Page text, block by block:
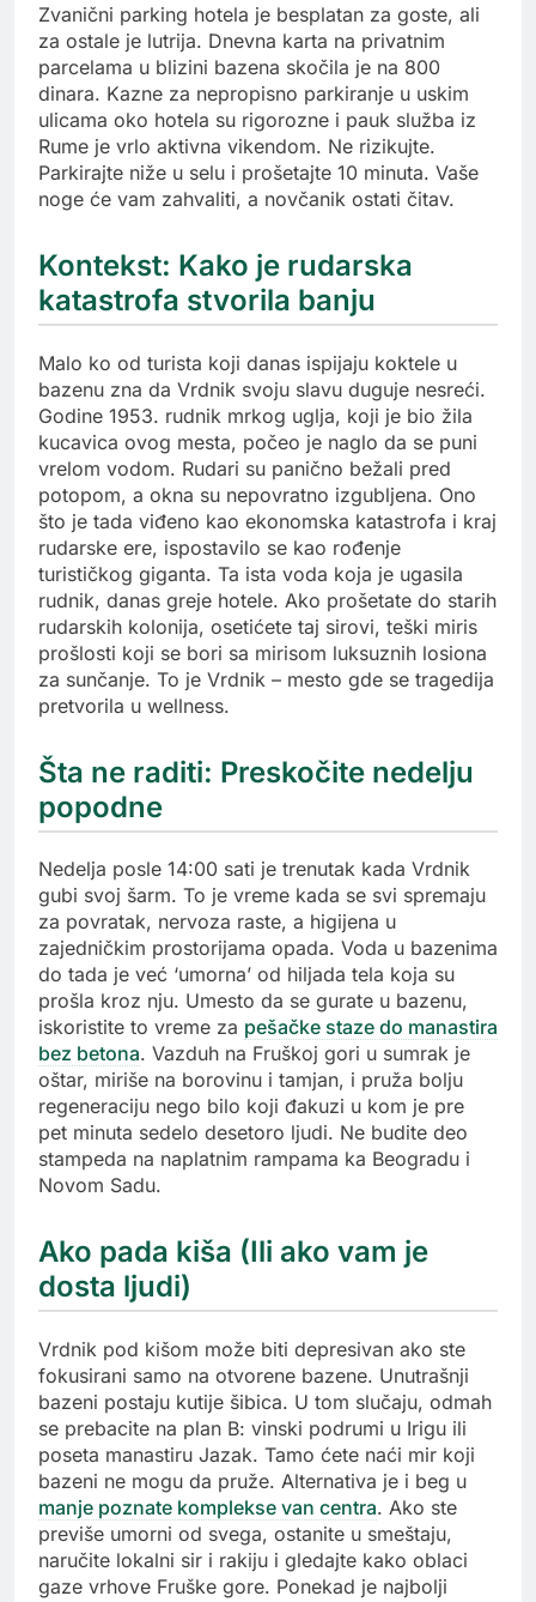
Zvanični parking hotela je besplatan za goste, ali
za ostale je lutrija. Dnevna karta na privatnim
parcelama u blizini bazena skočila je na 800
dinara. Kazne za nepropisno parkiranje u uskim
ulicama oko hotela su rigorozne i pauk služba iz
Rume je vrlo aktivna vikendom. Ne rizikujte.
Parkirajte niže u selu i prošetajte 10 minuta. Vaše
noge će vam zahvaliti, a novčanik ostati čitav.
Kontekst: Kako je rudarska
katastrofa stvorila banju
Malo ko od turista koji danas ispijaju koktele u
bazenu zna da Vrdnik svoju slavu duguje nesreći.
Godine 1953. rudnik mrkog uglja, koji je bio žila
kucavica ovog mesta, počeo je naglo da se puni
vrelom vodom. Rudari su panično bežali pred
potopom, a okna su nepovratno izgubljena. Ono
što je tada viđeno kao ekonomska katastrofa i kraj
rudarske ere, ispostavilo se kao rođenje
turističkog giganta. Ta ista voda koja je ugasila
rudnik, danas greje hotele. Ako prošetate do starih
rudarskih kolonija, osetićete taj sirovi, teški miris
prošlosti koji se bori sa mirisom luksuznih losiona
za sunčanje. To je Vrdnik – mesto gde se tragedija
pretvorila u wellness.
Šta ne raditi: Preskočite nedelju
popodne
Nedelja posle 14:00 sati je trenutak kada Vrdnik
gubi svoj šarm. To je vreme kada se svi spremaju
za povratak, nervoza raste, a higijena u
zajedničkim prostorijama opada. Voda u bazenima
do tada je već ‘umorna’ od hiljada tela koja su
prošla kroz nju. Umesto da se gurate u bazenu,
iskoristite to vreme za pešačke staze do manastira
bez betona. Vazduh na Fruškoj gori u sumrak je
oštar, miriše na borovinu i tamjan, i pruža bolju
regeneraciju nego bilo koji đakuzi u kom je pre
pet minuta sedelo desetoro ljudi. Ne budite deo
stampeda na naplatnim rampama ka Beogradu i
Novom Sadu.
Ako pada kiša (Ili ako vam je
dosta ljudi)
Vrdnik pod kišom može biti depresivan ako ste
fokusirani samo na otvorene bazene. Unutrašnji
bazeni postaju kutije šibica. U tom slučaju, odmah
se prebacite na plan B: vinski podrumi u Irigu ili
poseta manastiru Jazak. Tamo ćete naći mir koji
bazeni ne mogu da pruže. Alternativa je i beg u
manje poznate komplekse van centra. Ako ste
previše umorni od svega, ostanite u smeštaju,
naručite lokalni sir i rakiju i gledajte kako oblaci
gaze vrhove Fruške gore. Ponekad je najbolji